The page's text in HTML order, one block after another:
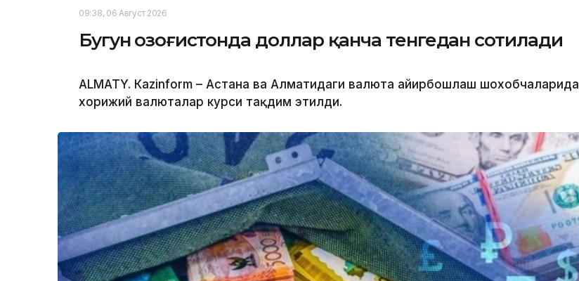
09:38, 06 Август 2026
Бугун Қозоғистонда доллар қанча тенгедан сотилади
ALMATY. Кazinform – Астана ва Алматидаги валюта айирбошлаш шохобчаларида
хорижий валюталар курси тақдим этилди.